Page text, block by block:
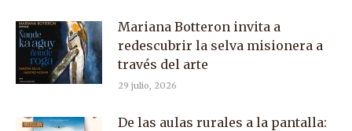
Mariana Botteron invita a
redescubrir la selva misionera a
través del arte
29 julio, 2026
De las aulas rurales a la pantalla: